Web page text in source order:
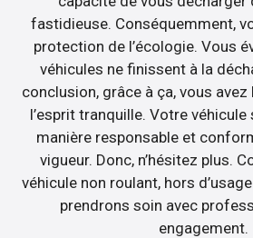
fastidieuse. Conséquemment,
protection de l’écologie. Vous
véhicules ne finissent à la
conclusion, grâce à ça, vous avez
l’esprit tranquille. Votre
manière responsable et
vigueur. Donc, n’hésitez plus.
véhicule non roulant, hors
prendrons soin avec
engagement.